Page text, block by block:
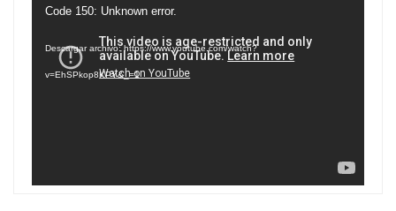
Reproductor
vídeo
Code 150: Unknown error.
Descargar archivo: https://www.youtube.com/watch?
v=EhSPkop8KPY&_=1